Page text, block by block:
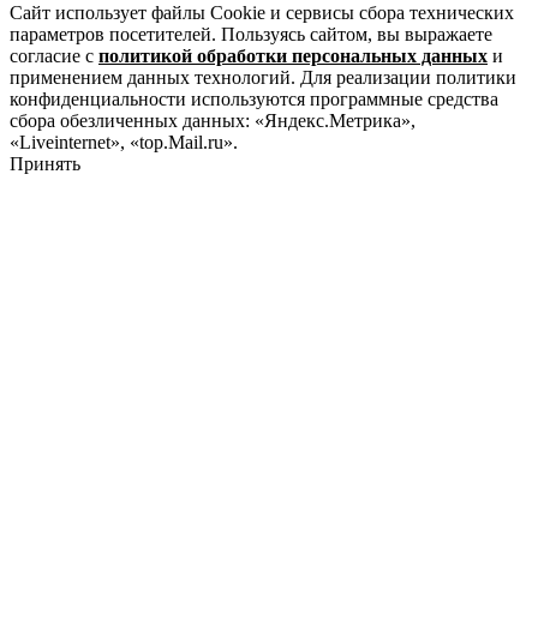
Сайт использует файлы Cookie и сервисы сбора технических
параметров посетителей. Пользуясь сайтом, вы выражаете
согласие с политикой обработки персональных данных и
применением данных технологий. Для реализации политики
конфиденциальности используются программные средства
сбора обезличенных данных: «Яндекс.Метрика»,
«Liveinternet», «top.Mail.ru».
Принять